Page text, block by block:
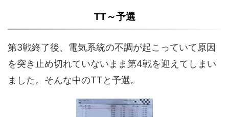
TT～予選
第3戦終了後、電気系統の不調が起こっていて原因
を突き止め切れていないまま第4戦を迎えてしまい
ました。そんな中のTTと予選。